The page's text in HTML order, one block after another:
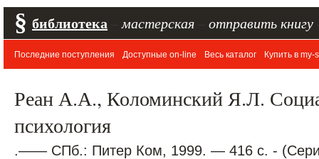
§ библиотека мастерская отправить книгу
Последние поступления Доступные on-line Весь каталог Купить в my-
Реан А.А., Коломинский Я.Л.
психология
.—— СПб.: Питер Ком, 1999. — 416 с. -